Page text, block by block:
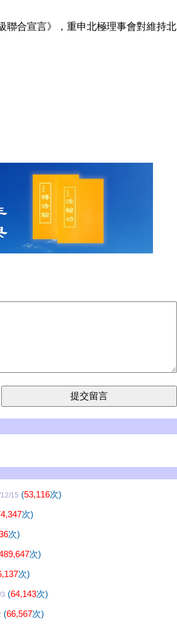
聯合宣言》，重申北極理事會對維持北
15 (53,116次)
次)
次)
次)
次)
(64,143次)
(66,567次)